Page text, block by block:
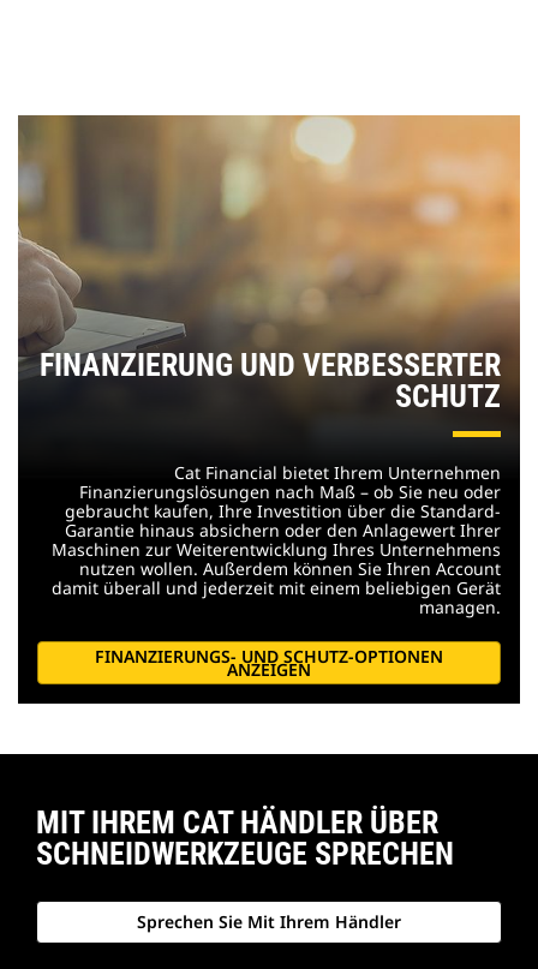
FINANZIERUNG UND VERBESSERTER
SCHUTZ
Cat Financial bietet Ihrem Unternehmen
Finanzierungslösungen nach Maß – ob Sie neu oder
gebraucht kaufen, Ihre Investition über die Standard-
Garantie hinaus absichern oder den Anlagewert Ihrer
Maschinen zur Weiterentwicklung Ihres Unternehmens
nutzen wollen. Außerdem können Sie Ihren Account
damit überall und jederzeit mit einem beliebigen Gerät
managen.
FINANZIERUNGS- UND SCHUTZ-OPTIONEN
ANZEIGEN
MIT IHREM CAT HÄNDLER ÜBER
SCHNEIDWERKZEUGE SPRECHEN
Sprechen Sie Mit Ihrem Händler